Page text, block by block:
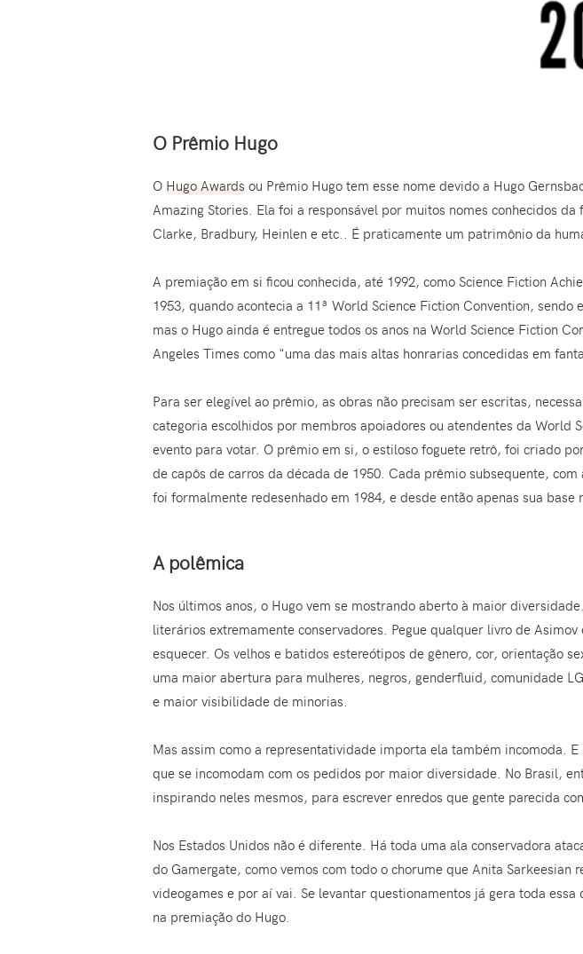
O Prêmio Hugo
O Hugo Awards ou Prêmio Hugo tem esse nome devido a Hugo
Amazing Stories. Ela foi a responsável por muitos nomes conhecidos
Clarke, Bradbury, Heinlen e etc.. É praticamente um patrimônio da
A premiação em si ficou conhecida, até 1992, como Science Fiction
1953, quando acontecia a 11ª World Science Fiction Convention,
mas o Hugo ainda é entregue todos os anos na World Science Fiction
Angeles Times como "uma das mais altas honrarias concedidas em
Para ser elegível ao prêmio, as obras não precisam ser escritas,
categoria escolhidos por membros apoiadores ou atendentes da World
evento para votar. O prêmio em si, o estiloso foguete retrô, foi criado
de capôs de carros da década de 1950. Cada prêmio subsequente,
foi formalmente redesenhado em 1984, e desde então apenas sua base
A polêmica
Nos últimos anos, o Hugo vem se mostrando aberto à maior
literários extremamente conservadores. Pegue qualquer livro de
esquecer. Os velhos e batidos estereótipos de gênero, cor, orientação
uma maior abertura para mulheres, negros, genderfluid, comunidade
e maior visibilidade de minorias.
Mas assim como a representatividade importa ela também incomoda.
que se incomodam com os pedidos por maior diversidade. No Brasil,
inspirando neles mesmos, para escrever enredos que gente parecida
Nos Estados Unidos não é diferente. Há toda uma ala conservadora
do Gamergate, como vemos com todo o chorume que Anita
videogames e por aí vai. Se levantar questionamentos já gera toda
na premiação do Hugo.